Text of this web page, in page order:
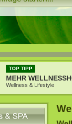
TOP TIPP
MEHR
Wellness & Lifestyle